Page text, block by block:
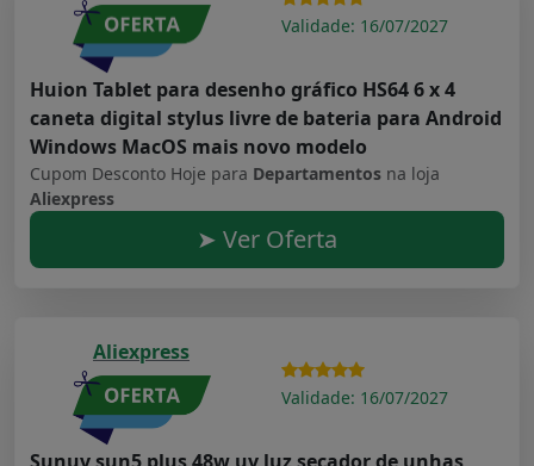
Validade: 16/07/2027
Huion Tablet para desenho gráfico HS64 6 x 4
caneta digital stylus livre de bateria para Android
Windows MacOS mais novo modelo
Cupom Desconto Hoje para Departamentos na loja
Aliexpress
➤ Ver Oferta
Aliexpress
Validade: 16/07/2027
Sunuv sun5 plus 48w uv luz secador de unhas